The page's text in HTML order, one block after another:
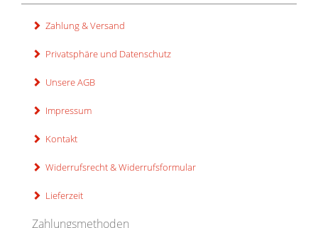
Zahlung & Versand
Privatsphäre und Datenschutz
Unsere AGB
Impressum
Kontakt
Widerrufsrecht & Widerrufsformular
Lieferzeit
Zahlungsmethoden